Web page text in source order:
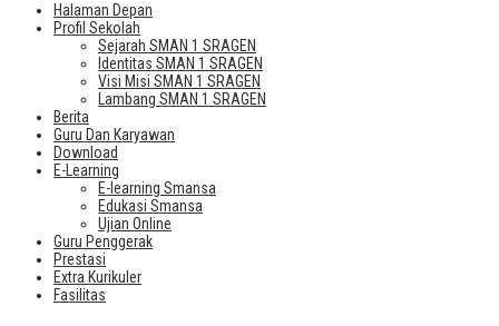
Halaman Depan
Profil Sekolah
Sejarah SMAN 1 SRAGEN
Identitas SMAN 1 SRAGEN
Visi Misi SMAN 1 SRAGEN
Lambang SMAN 1 SRAGEN
Berita
Guru Dan Karyawan
Download
E-Learning
E-learning Smansa
Edukasi Smansa
Ujian Online
Guru Penggerak
Prestasi
Extra Kurikuler
Fasilitas